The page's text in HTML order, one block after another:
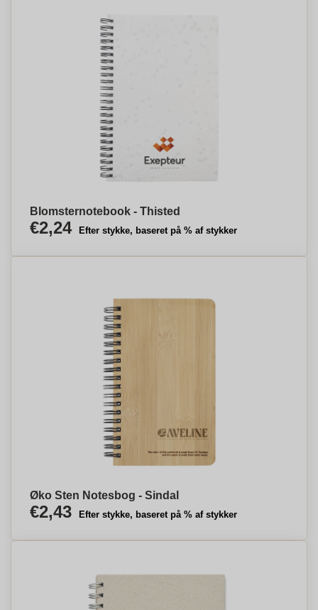
Blomsternotebook - Thisted
€2,24 Efter stykke, baseret på % af stykker
Øko Sten Notesbog - Sindal
€2,43 Efter stykke, baseret på % af stykker